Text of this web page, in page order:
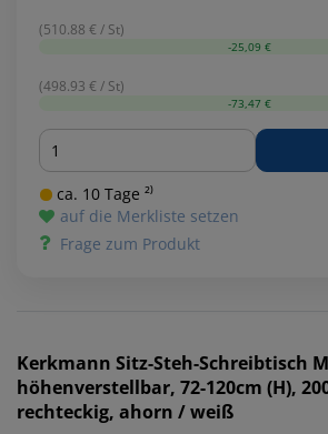
(510.88 € / St)
-25,09 €
(498.93 € / St)
-73,47 €
Menge
ca. 10 Tage ²⁾
auf die Merkliste setzen
Frage zum Produkt
Kerkmann Sitz-Steh-Schreibtisch
höhenverstellbar, 72-120cm (H),
rechteckig, ahorn / weiß